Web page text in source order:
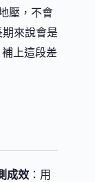
壓，不會
期來說會是
上這段差
成效 ：用